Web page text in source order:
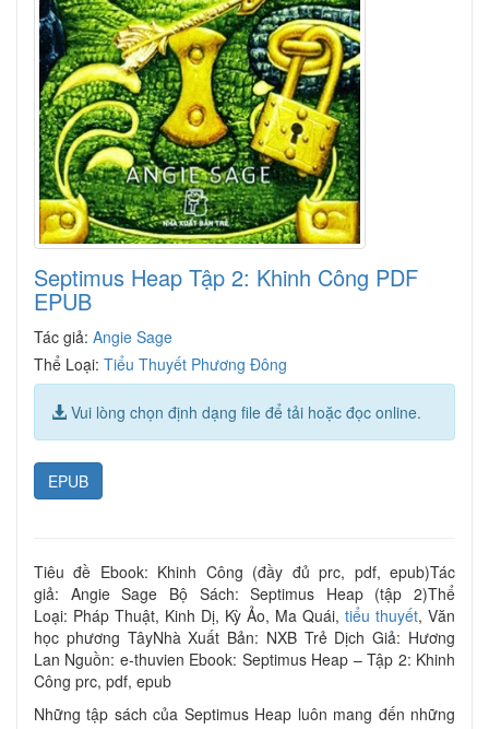
Septimus Heap Tập 2: Khinh Công PDF
EPUB
Tác giả: Angie Sage
Thể Loại: Tiểu Thuyết Phương Đông
Vui lòng chọn định dạng file để tải hoặc đọc online.
EPUB
Tiêu đề Ebook: Khinh Công (đầy đủ prc, pdf, epub)Tác
giả: Angie Sage Bộ Sách: Septimus Heap (tập 2)Thể
Loại: Pháp Thuật, Kinh Dị, Kỳ Ảo, Ma Quái, tiểu thuyết, Văn
học phương TâyNhà Xuất Bản: NXB Trẻ Dịch Giả: Hương
Lan Nguồn: e-thuvien Ebook: Septimus Heap – Tập 2: Khinh
Công prc, pdf, epub
Những tập sách của Septimus Heap luôn mang đến những